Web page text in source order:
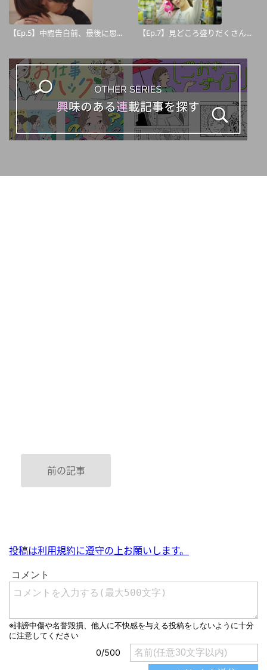
【Ep.5】中間告白前、最後に思... 【Ep.7】見どころ盛りだくさん...
前の記事
投稿は利用規約に遵守の上お願いします。